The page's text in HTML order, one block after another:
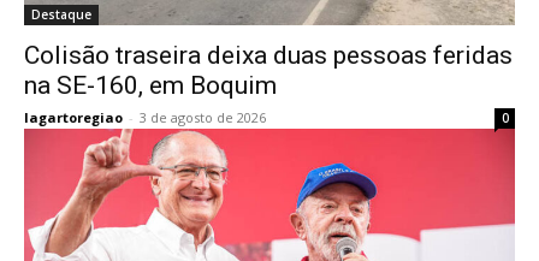
Destaque
Colisão traseira deixa duas pessoas feridas
na SE-160, em Boquim
lagartoregiao - 3 de agosto de 2026 0